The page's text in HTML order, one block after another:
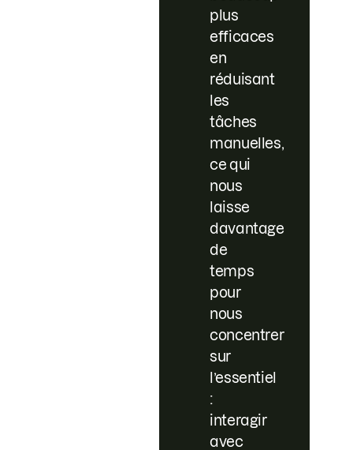
plus
efficaces
en
réduisant
les
tâches
manuelles,
ce qui
nous
laisse
davantage
de
temps
pour
nous
concentrer
sur
l’essentiel
:
interagir
avec